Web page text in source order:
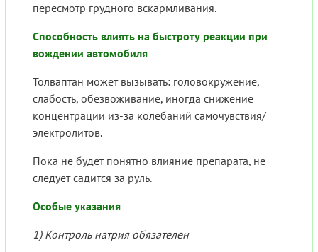
пересмотр грудного вскармливания.
Способность влиять на быстроту реакции при
вождении автомобиля
Толваптан может вызывать: головокружение,
слабость, обезвоживание, иногда снижение
концентрации из-за колебаний самочувствия/
электролитов.
Пока не будет понятно влияние препарата, не
следует садится за руль.
Особые указания
1) Контроль натрия обязателен